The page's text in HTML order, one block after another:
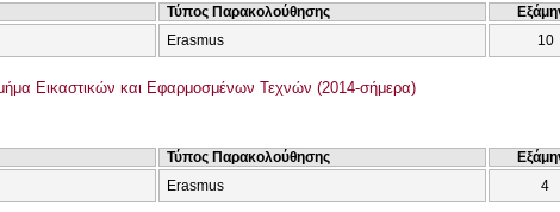
Τύπος Παρακολούθησης
Erasmus 10
Εικαστικών και Εφαρμοσμένων Τεχνών (2014-σήμερα)
Τύπος Παρακολούθησης
Erasmus 4